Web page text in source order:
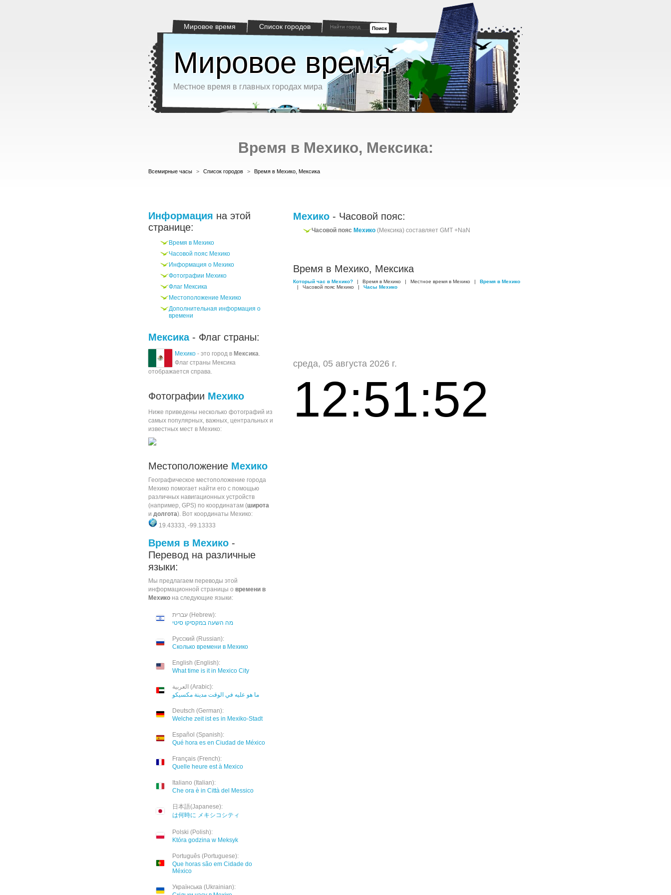
Мировое время Список городов Поиск
Мировое время
Местное время в главных городах мира
Время в Мехико, Мексика:
Всемирные часы > Список городов > Время в Мехико, Мексика
Информация на этой
странице:
Время в Мехико
Часовой пояс Мехико
Информация о Мехико
Фотографии Мехико
Флаг Мексика
Местоположение Мехико
Дополнительная информация о
времени
Мексика- Флаг страны:
Мехико - это город в Мексика.
Флаг страны Мексика
отображается справа.
Фотографии Мехико
Ниже приведены несколько фотографий из
самых популярных, важных, центральных и
известных мест в Мехико:
Местоположение Мехико
Географическое местоположение города
Мехико помогает найти его с помощью
различных навигационных устройств
(например, GPS) по координатам (широта
и долгота). Вот координаты Мехико:
19.43333, -99.13333
Время в Мехико -
Перевод на различные
языки:
Мы предлагаем переводы этой
информационной страницы о времени в
Мехико на следующие языки:
עברית (Hebrew):
מה השעה במקסיקו סיטי
Русский (Russian):
Сколько времени в Мехико
English (English):
What time is it in Mexico City
العربية (Arabic):
ما هو عليه في الوقت مدينة مكسيكو
Deutsch (German):
Welche zeit ist es in Mexiko-Stadt
Español (Spanish):
Qué hora es en Ciudad de México
Français (French):
Quelle heure est à Mexico
Italiano (Italian):
Che ora è in Città del Messico
日本語(Japanese):
は何時に メキシコシティ
Polski (Polish):
Która godzina w Meksyk
Português (Portuguese):
Que horas são em Cidade do
México
Українська (Ukrainian):
Мехико - Часовой пояс:
Часовой пояс Мехико (Мексика) составляет GMT +NaN
Время в Мехико, Мексика
Который час в Мехико? | Время в Мехико | Местное время в Мехико |
Время в Мехико
|
Часовой пояс Мехико | Часы Мехико
среда, 05 августа 2026 г.
12:51:52